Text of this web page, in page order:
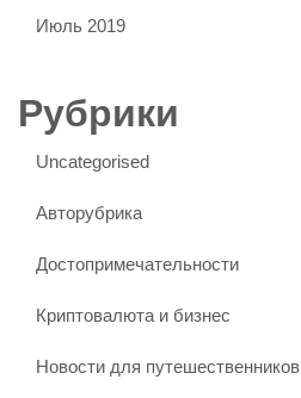
Июль 2019
Рубрики
Uncategorised
Авторубрика
Достопримечательности
Криптовалюта и бизнес
Новости для путешественников